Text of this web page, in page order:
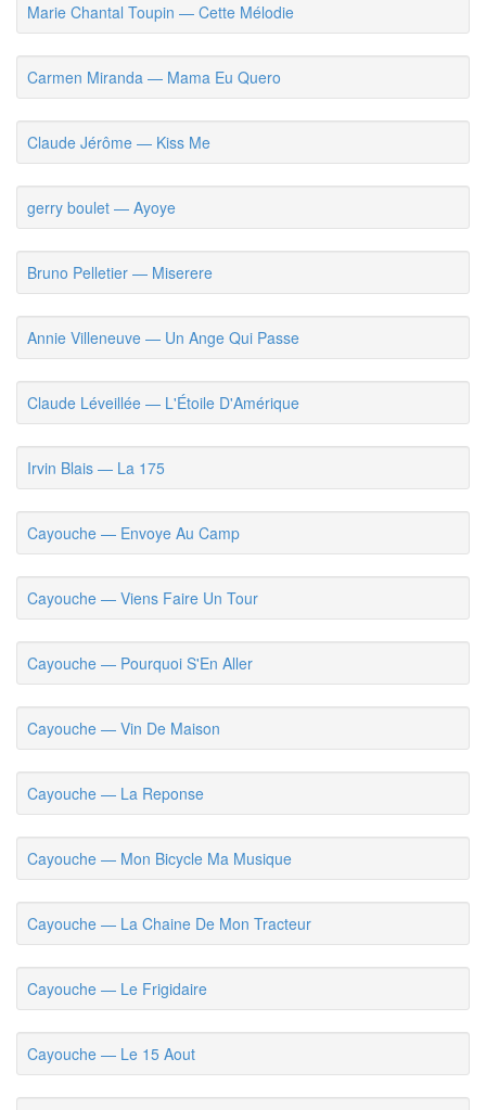
Marie Chantal Toupin — Cette Mélodie
Carmen Miranda — Mama Eu Quero
Claude Jérôme — Kiss Me
gerry boulet — Ayoye
Bruno Pelletier — Miserere
Annie Villeneuve — Un Ange Qui Passe
Claude Léveillée — L'Étoile D'Amérique
Irvin Blais — La 175
Cayouche — Envoye Au Camp
Cayouche — Viens Faire Un Tour
Cayouche — Pourquoi S'En Aller
Cayouche — Vin De Maison
Cayouche — La Reponse
Cayouche — Mon Bicycle Ma Musique
Cayouche — La Chaine De Mon Tracteur
Cayouche — Le Frigidaire
Cayouche — Le 15 Aout